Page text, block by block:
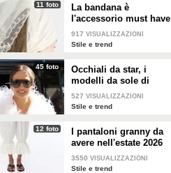
11 foto
La bandana è
l'accessorio must have
dell'estate 2026: i
modelli di tendenza
917 VISUALIZZAZIONI
Stile e trend
45 foto
Occhiali da star, i
modelli da sole di
tendenza per l'estate
2026
527 VISUALIZZAZIONI
Stile e trend
12 foto
I pantaloni granny da
avere nell'estate 2026
3550 VISUALIZZAZIONI
Stile e trend